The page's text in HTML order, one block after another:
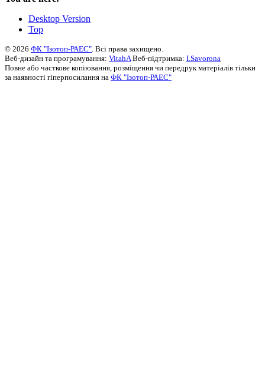
Desktop Version
Top
© 2026 ФК "Ізотоп-РАЕС" . Всі права захищено.
Веб-дизайн та програмування: VitahA Веб-підтримка: I.Savorona
Повне або часткове копіювання, розміщення чи передрук матеріалів тільки
за наявності гіперпосилання на ФК "Ізотоп-РАЕС"